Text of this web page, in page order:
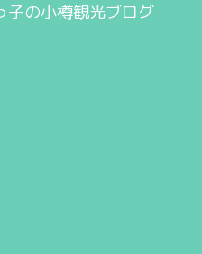
子の小樽観光ブログ